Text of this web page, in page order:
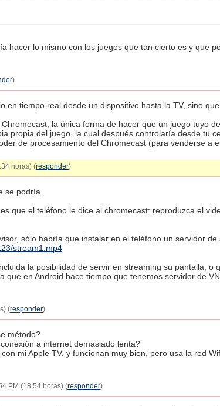
hacer lo mismo con los juegos que tan cierto es y que
)
en tiempo real desde un dispositivo hasta la TV, sino
la única forma de hacer que un juego tuyo
propia del juego, la cual después controlaría desde tu
de procesamiento del Chromecast (para venderse a
horas) (responder)
se podría.
que el teléfono le dice al chromecast: reproduzca el
sólo habría que instalar en el teléfono un servidor
stream1.mp4
la posibilidad de servir en streaming su pantalla, o
que en Android hace tiempo que tenemos servidor de
(responder)
método?
a internet demasiado lenta?
mi Apple TV, y funcionan muy bien, pero usa la red
PM (18:54 horas) (responder)